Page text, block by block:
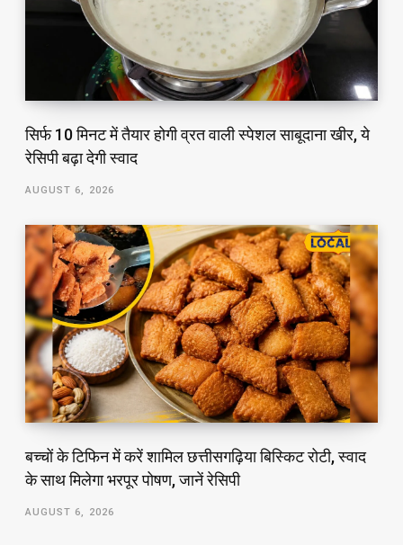
सिर्फ 10 मिनट में तैयार होगी व्रत वाली स्पेशल साबूदाना खीर, ये
रेसिपी बढ़ा देगी स्वाद
AUGUST 6, 2026
बच्चों के टिफिन में करें शामिल छत्तीसगढ़िया बिस्किट रोटी, स्वाद
के साथ मिलेगा भरपूर पोषण, जानें रेसिपी
AUGUST 6, 2026